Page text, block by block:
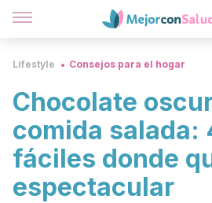
Lifestyle Consejos para el hogar
Chocolate
comida salada:
fáciles donde
espectacular